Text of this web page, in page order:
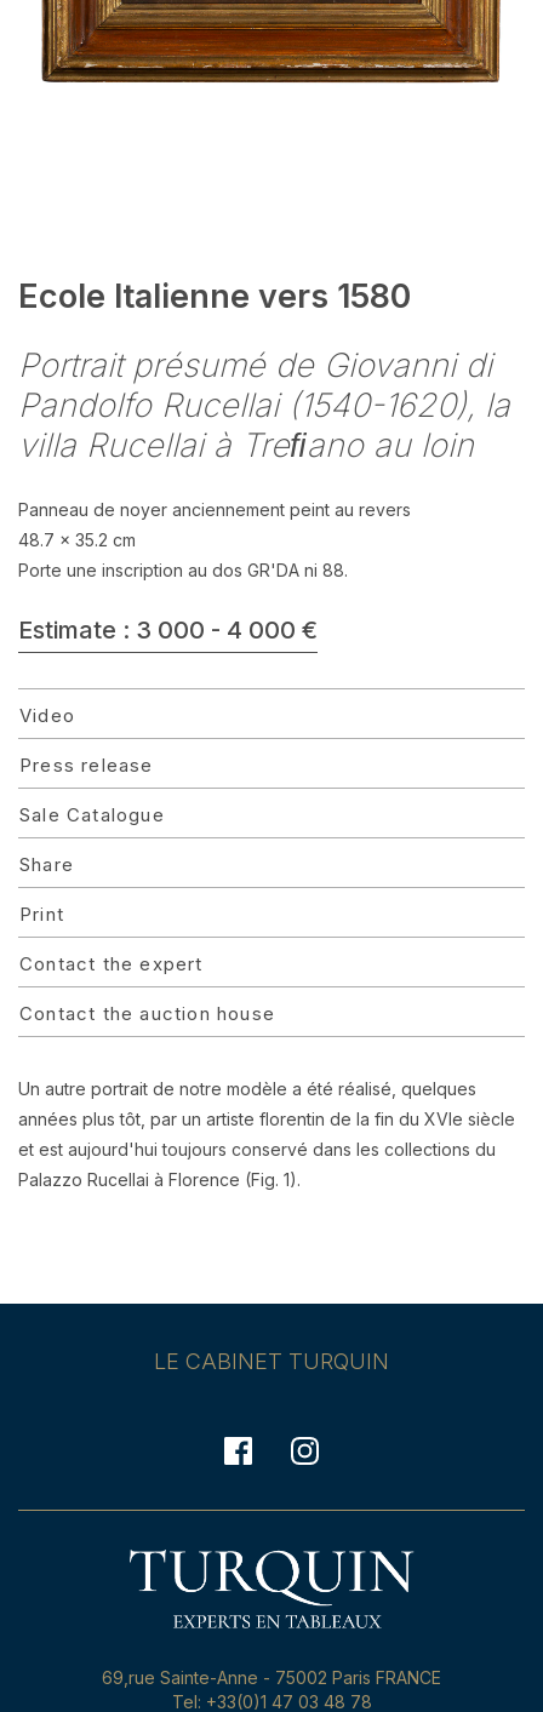
Ecole Italienne vers 1580
Portrait présumé de Giovanni di
Pandolfo Rucellai (1540-1620), la
villa Rucellai à Treﬁano au loin
Panneau de noyer anciennement peint au revers
48.7 x 35.2 cm
Porte une inscription au dos GR'DA ni 88.
Estimate : 3 000 - 4 000 €
Video
Press release
Sale Catalogue
Share
Print
Contact the expert
Contact the auction house
Un autre portrait de notre modèle a été réalisé, quelques
années plus tôt, par un artiste florentin de la fin du XVIe siècle
et est aujourd'hui toujours conservé dans les collections du
Palazzo Rucellai à Florence (Fig. 1).
LE CABINET TURQUIN
69,rue Sainte-Anne - 75002 Paris FRANCE
Tel: +33(0)1 47 03 48 78